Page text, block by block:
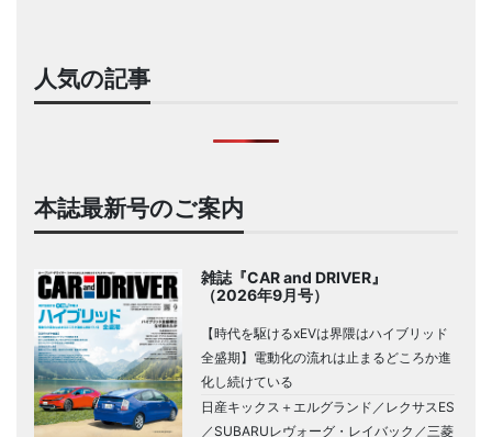
人気の記事
本誌最新号のご案内
雑誌『CAR and DRIVER』
（2026年9月号）
【時代を駆けるxEVは界隈はハイブリッド
全盛期】電動化の流れは止まるどころか進
化し続けている
日産キックス＋エルグランド／レクサスES
／SUBARUレヴォーグ・レイバック／三菱